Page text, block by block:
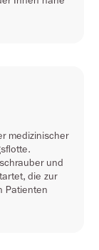
medizinischer
und
die zur
Patienten